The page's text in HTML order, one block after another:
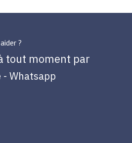
?
tout moment par
- Whatsapp